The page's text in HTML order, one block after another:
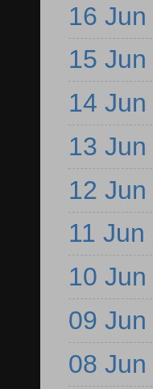
16 Jun
15 Jun
14 Jun
13 Jun
12 Jun
11 Jun
10 Jun
09 Jun
08 Jun